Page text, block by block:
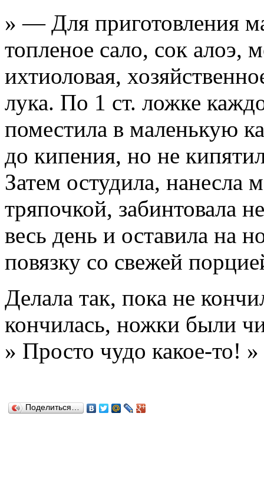
» — Для приготовления
топленое сало, сок алоэ,
ихтиоловая,
лука. По 1 ст. ложке
поместила в маленькую
до кипения, но не
Затем остудила, нанесла
тряпочкой, забинтовала
весь день и оставила на
повязку со свежей
Делала так, пока не
кончилась, ножки были
» Просто чудо какое-то! »
Поделиться…